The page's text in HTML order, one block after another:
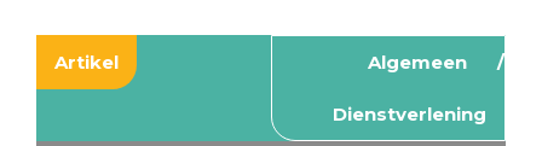
Artikel Algemeen
Dienstverlening